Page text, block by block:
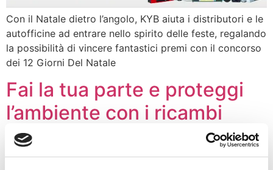
Con il Natale dietro l’angolo, KYB aiuta i distributori e le
autofficine ad entrare nello spirito delle feste, regalando
la possibilità di vincere fantastici premi con il concorso
dei 12 Giorni Del Natale
Fai la tua parte e proteggi
l’ambiente con i ricambi
Bosch eXchange